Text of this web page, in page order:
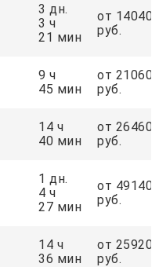
3 дн.
3 ч
21 мин
от
руб.
9 ч
45 мин
от 21060
руб.
14 ч
40 мин
от 26460
руб.
1 дн.
4 ч
27 мин
от 49140
руб.
14 ч
36 мин
от 25920
руб.